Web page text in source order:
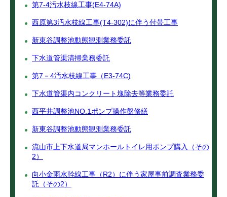
第7-4汚水枝線工事(E4-74A)
西原第3汚水枝線工事(T4-302)に伴う付帯工事
新東谷調整池動態観測業務委託
下水道管渠清掃業務委託
第7－4汚水枝線工事（E3-74C)
下水道管渠内コンクリート塊除去等業務委託
西平井調整池NO.1ポンプ操作盤修繕
新東谷調整池動態観測業務委託
流山市上下水道局マンホールトイレ用ポンプ購入（その
2）
向小金雨水幹線工事（R2）に伴う家屋事前調査業務委
託（その2）